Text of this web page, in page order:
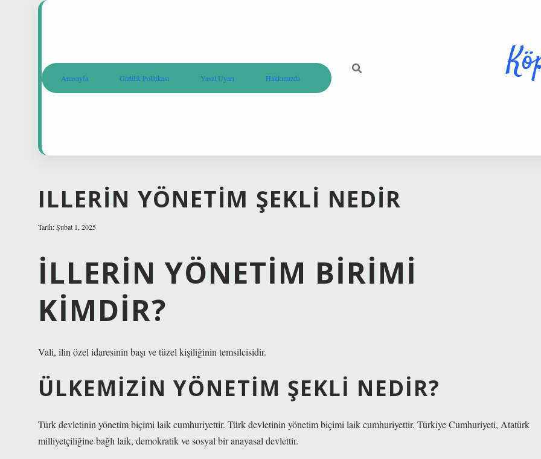
Anasayfa Gizlilik Politikası Yasal Uyarı Hakkımızda
ILLERIN YÖNETIM ŞEKLI NEDIR
Tarih: Şubat 1, 2025
İLLERIN YÖNETIM BIRIMI
KIMDIR?
Vali, ilin özel idaresinin başı ve tüzel kişiliğinin temsilcisidir.
ÜLKEMIZIN YÖNETIM ŞEKLI NEDIR?
Türk devletinin yönetim biçimi laik cumhuriyettir. Türk devletinin yönetim biçimi laik cumhuriyettir. Türkiye Cumhuriyeti, Atatürk
milliyetçiliğine bağlı laik, demokratik ve sosyal bir anayasal devlettir.